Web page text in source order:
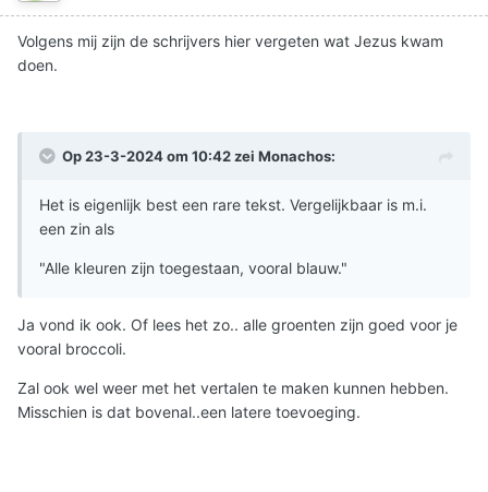
Volgens mij zijn de schrijvers hier vergeten wat Jezus kwam
doen.
Op 23-3-2024 om 10:42 zei Monachos:
Het is eigenlijk best een rare tekst. Vergelijkbaar is m.i.
een zin als
"Alle kleuren zijn toegestaan, vooral blauw."
Ja vond ik ook. Of lees het zo.. alle groenten zijn goed voor je
vooral broccoli.
Zal ook wel weer met het vertalen te maken kunnen hebben.
Misschien is dat bovenal..een latere toevoeging.